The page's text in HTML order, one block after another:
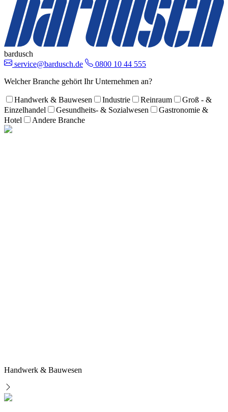
bardusch
service@bardusch.de
0800 10 44 555
Welcher Branche gehört Ihr Unternehmen an?
Handwerk & Bauwesen Industrie Reinraum
Groß - &
Einzelhandel
Gesundheits- & Sozialwesen
Gastronomie &
Hotel
Andere Branche
Handwerk & Bauwesen